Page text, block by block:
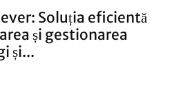
Soluția eficientă
și gestionarea
și...